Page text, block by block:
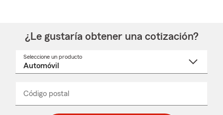
¿Le gustaría obtener una cotización?
Seleccione un producto
desplegable
Código postal
_____